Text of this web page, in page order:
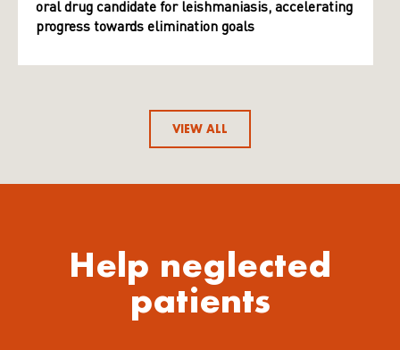
oral drug candidate for leishmaniasis, accelerating
progress towards elimination goals
VIEW ALL
Help neglected
patients